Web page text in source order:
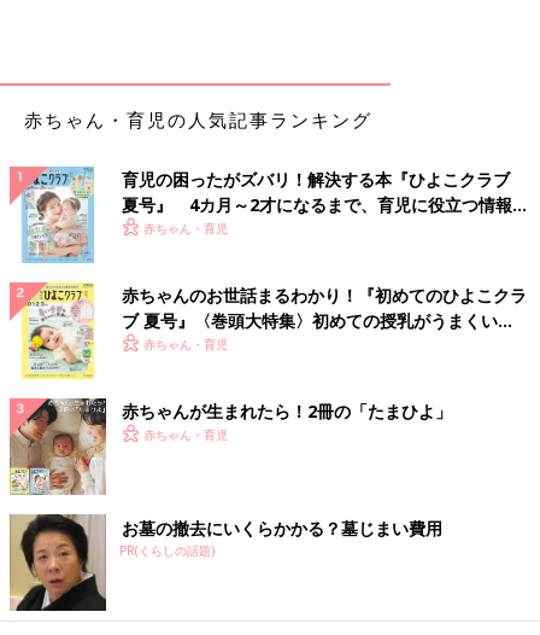
赤ちゃん・育児の人気記事ランキング
育児の困ったがズバリ！解決する本『ひよこクラブ
夏号』 4カ月～2才になるまで、育児に役立つ情報が
いっぱい！
赤ちゃん・育児
赤ちゃんのお世話まるわかり！『初めてのひよこクラ
ブ 夏号』〈巻頭大特集〉初めての授乳がうまくい
く！ おっぱい・ミルクの基本と夏のトラブル 解決テ
赤ちゃん・育児
赤ちゃんが生まれたら！2冊の「たまひよ」
赤ちゃん・育児
お墓の撤去にいくらかかる？墓じまい費用
PR(くらしの話題)